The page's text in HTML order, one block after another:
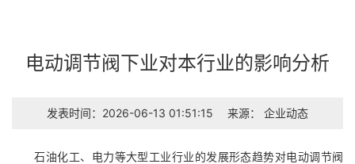
电动调节阀下业对本行业的影响分析
发表时间：2026-06-13 01:51:15 来源： 企业动态
石油化工、电力等大型工业行业的发展形态趋势对电动调节阀